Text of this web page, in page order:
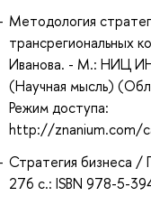
Методология
трансрегиональных
Иванова. - М.: НИЦ
(Научная мысль)
Режим доступа:
http://znanium.com/
Стратегия бизнеса
276 с.: ISBN 978-5-